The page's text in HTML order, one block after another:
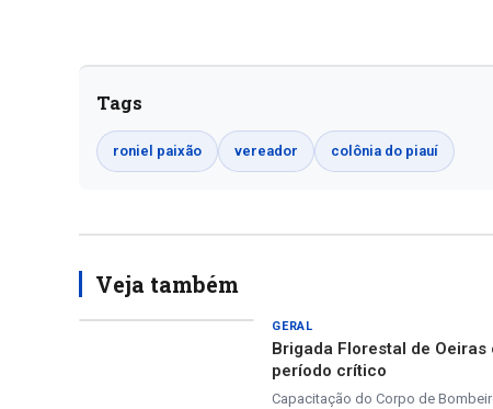
Tags
roniel paixão vereador colônia do piauí
Veja também
GERAL
Brigada Florestal de
período crítico
Capacitação do Corpo de